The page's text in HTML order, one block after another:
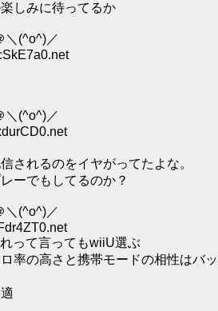
しみに待ってるか
＼(^o^)／
＼(^o^)／
されるのをイヤがってたよな。
ーでもしてるのか？
＼(^o^)／
って言ってもwiiU選ぶ
率の高さと携帯モードの相性はバッ